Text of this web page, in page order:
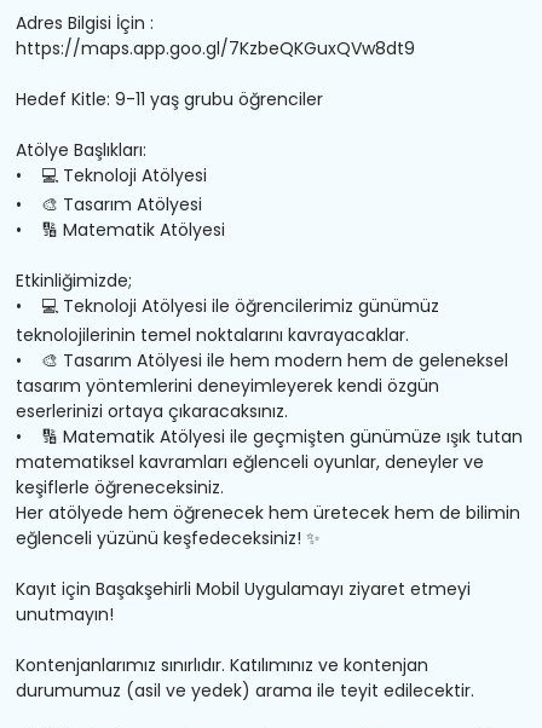
Adres Bilgisi İçin :
https://maps.app.goo.gl/7KzbeQKGuxQVw8dt9
Hedef Kitle:9-11 yaş grubu öğrenciler
Atölye Başlıkları:
• 💻 Teknoloji Atölyesi
• 🎨 Tasarım Atölyesi
• 🔢 Matematik Atölyesi
Etkinliğimizde;
• 💻 Teknoloji Atölyesi ile öğrencilerimiz günümüz
teknolojilerinin temel noktalarını kavrayacaklar.
• 🎨 Tasarım Atölyesi ile hem modern hem de geleneksel
tasarım yöntemlerini deneyimleyerek kendi özgün
eserlerinizi ortaya çıkaracaksınız.
• 🔢 Matematik Atölyesi ile geçmişten günümüze ışık tutan
matematiksel kavramları eğlenceli oyunlar, deneyler ve
keşiflerle öğreneceksiniz.
Her atölyede hem öğrenecek hem üretecek hem de bilimin
eğlenceli yüzünü keşfedeceksiniz!✨
Kayıt içinBaşakşehirli Mobil Uygulamayı ziyaret etmeyi
unutmayın!
Kontenjanlarımız sınırlıdır. Katılımınız ve kontenjan
durumumuz (asil ve yedek) arama ile teyit edilecektir.